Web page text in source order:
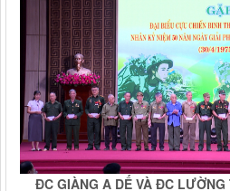
ĐC GIÀNG A DẾ VÀ ĐC LƯỜNG